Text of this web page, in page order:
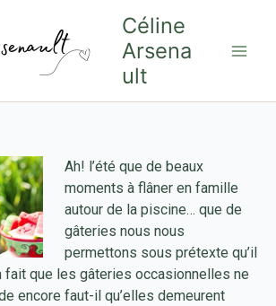
Céline
Arsena
ult
Ah! l’été que de beaux
moments à flâner en famille
autour de la piscine… que de
gâteries nous nous
permettons sous prétexte qu’il
fait que les gâteries occasionnelles ne
encore faut-il qu’elles demeurent